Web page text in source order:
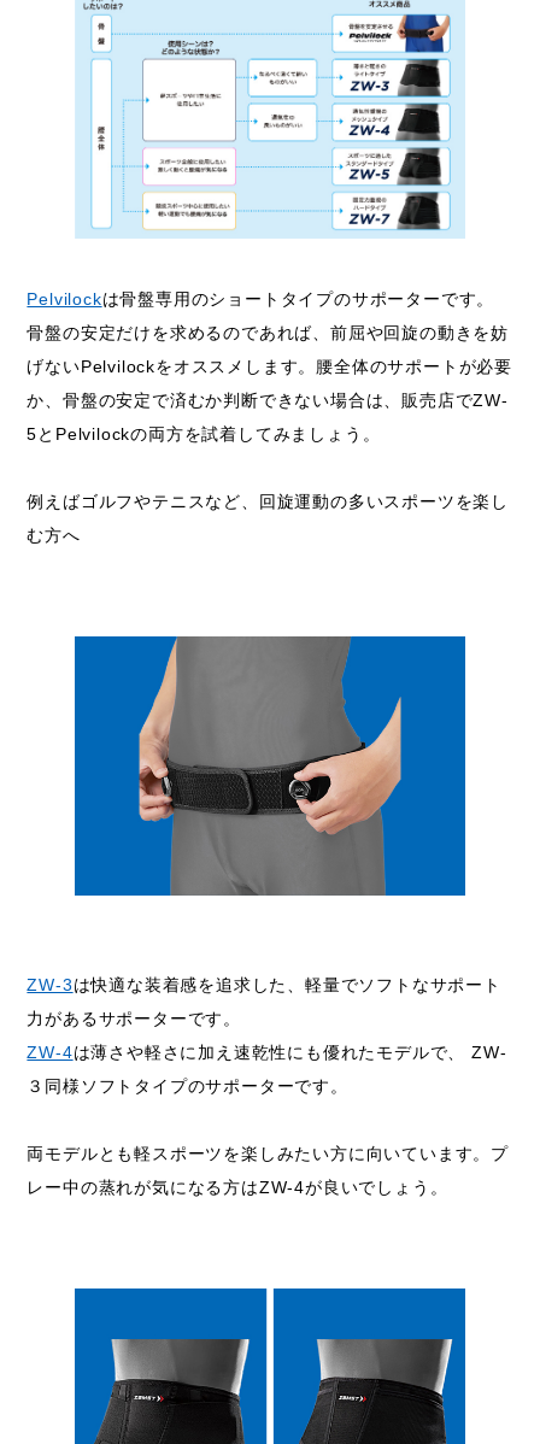
Pelvilockは骨盤専用のショートタイプのサポーターです。
骨盤の安定だけを求めるのであれば、前屈や回旋の動きを妨
げないPelvilockをオススメします。腰全体のサポートが必要
か、骨盤の安定で済むか判断できない場合は、販売店でZW-
5とPelvilockの両方を試着してみましょう。
例えばゴルフやテニスなど、回旋運動の多いスポーツを楽し
む方へ
ZW-3は快適な装着感を追求した、軽量でソフトなサポート
力があるサポーターです。
ZW-4は薄さや軽さに加え速乾性にも優れたモデルで、 ZW-
３同様ソフトタイプのサポーターです。
両モデルとも軽スポーツを楽しみたい方に向いています。プ
レー中の蒸れが気になる方はZW-4が良いでしょう。